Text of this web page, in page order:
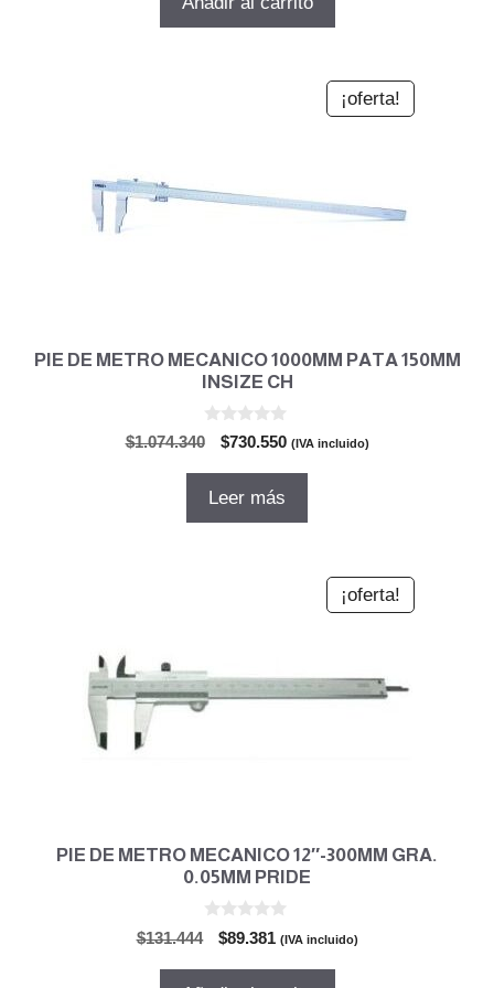
¡oferta!
PIE DE METRO MECANICO 1000MM PATA 150MM
INSIZE CH
0
d
$1.074.340
El
original
$730.550El(IVA incluido)
Leer más
¡oferta!
PIE DE METRO MECANICO 12″-300MM GRA.
0.05MM PRIDE
$131.444
El
original
$89.381 El
actual
(IVA incluido)